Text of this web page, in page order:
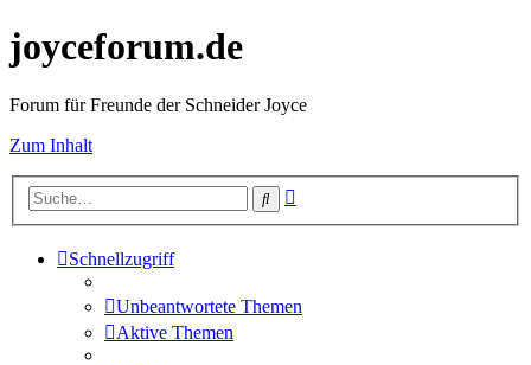
joyceforum.de
Forum für Freunde der Schneider Joyce
Zum Inhalt
Suche
Schnellzugriff
Unbeantwortete Themen
Aktive Themen